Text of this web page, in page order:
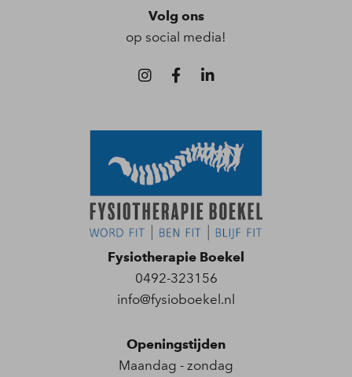
Volg ons
op social media!
Fysiotherapie Boekel
0492-323156
info@fysioboekel.nl
Openingstijden
Maandag - zondag